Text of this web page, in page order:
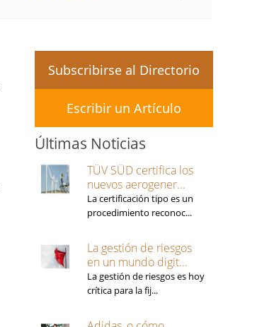
Subscribirse al Directorio
Escribir un Artículo
Últimas Noticias
TÜV SÜD certifica los
nuevos aerogener...
La certificación tipo es un
procedimiento reconoc...
La gestión de riesgos
en un mundo digit...
La gestión de riesgos es hoy
crítica para la fij...